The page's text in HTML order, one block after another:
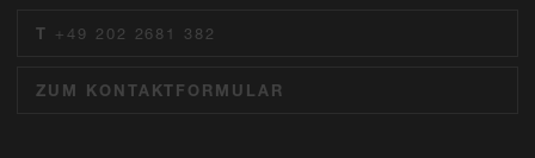
T +49 202 2681 382
ZUM KONTAKTFORMULAR